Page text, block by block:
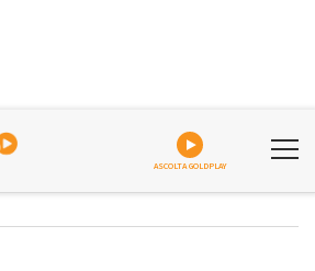
ASCOLTA GOLDPLAY